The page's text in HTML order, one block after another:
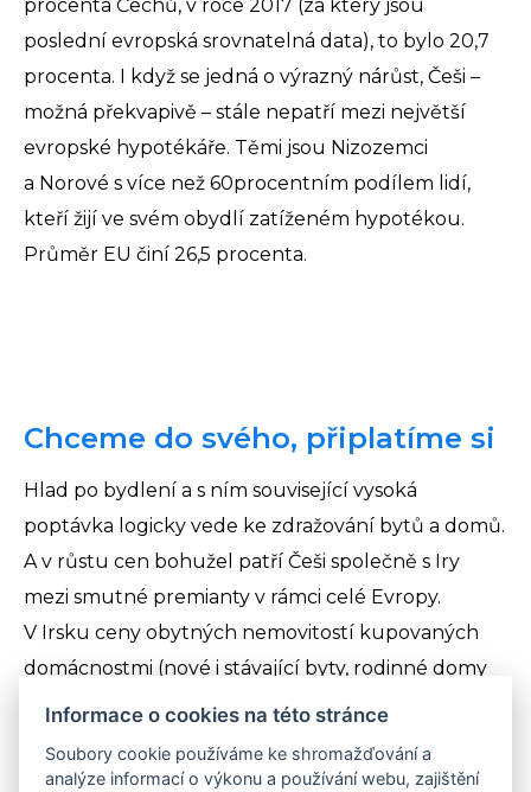
procenta Čechů, v roce 2017 (za který jsou
poslední evropská srovnatelná data), to bylo 20,7
procenta. I když se jedná o výrazný nárůst, Češi –
možná překvapivě – stále nepatří mezi největší
evropské hypotékáře. Těmi jsou Nizozemci
a Norové s více než 60procentním podílem lidí,
kteří žijí ve svém obydlí zatíženém hypotékou.
Průměr EU činí 26,5 procenta.
Chceme do svého, připlatíme si
Hlad po bydlení a s ním související vysoká
poptávka logicky vede ke zdražování bytů a domů.
A v růstu cen bohužel patří Češi společně s Iry
mezi smutné premianty v rámci celé Evropy.
V Irsku ceny obytných nemovitostí kupovaných
domácnostmi (nové i stávající byty, rodinné domy
a řadové domy) od roku 2010 do loňského třetího
neradostnou příčku s 31,8 %, třetí bylo Maďarsko
Informace o cookies na této stránce
Soubory cookie používáme ke shromažďování a
analýze informací o výkonu a používání webu, zajištění